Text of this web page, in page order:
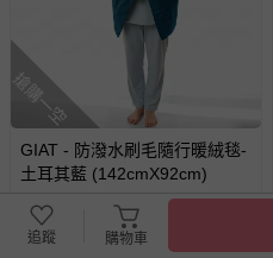
搶購一空
GIAT - 防潑水刷毛隨行暖絨毯-
土耳其藍 (142cmX92cm)
5折
追蹤 購物車